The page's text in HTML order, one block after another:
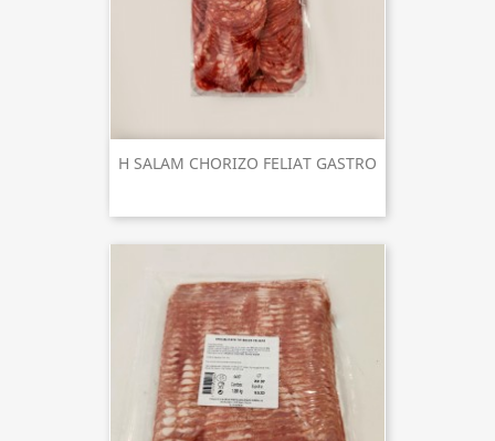
H SALAM CHORIZO FELIAT GASTRO